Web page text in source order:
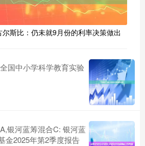
斯比：仍未就9月份的利率决策做出
国中小学科学教育实验
银河蓝筹混合C: 银河蓝
金2025年第2季度报告